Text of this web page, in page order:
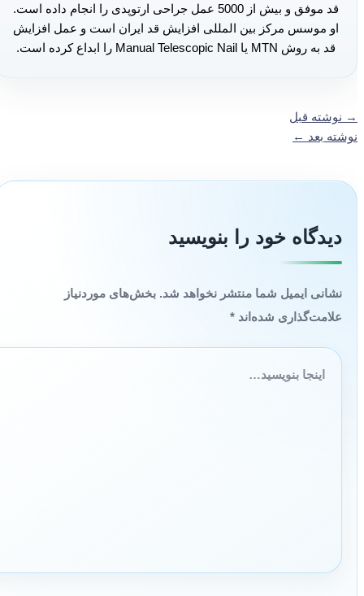
قد موفق و بیش از 5000 عمل جراحی ارتوپدی را انجام داده است.
او موسس مرکز بین المللی افزایش قد ایران است و عمل افزایش
قد به روش MTN یا Manual Telescopic Nail را ابداع کرده است.
→نوشته قبل
نوشته بعد←
دیدگاه‌ خود را بنویسید
نشانی ایمیل شما منتشر نخواهد شد. بخش‌های موردنیاز
علامت‌گذاری شده‌اند*
اینجا
بنویسید…